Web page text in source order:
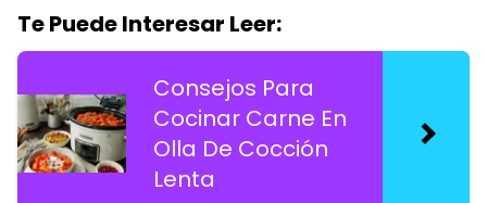
Te Puede Interesar Leer:
Consejos Para
Cocinar Carne En
Olla De Cocción
Lenta